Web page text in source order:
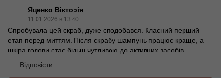
Яценко Вікторія
11.01.2026 в 13:40
Спробувала цей скраб, дуже сподобався. Класний перший
етап перед миттям. Після скрабу шампунь працює краще, а
шкіра голови стає більш чутливою до активних засобів.
Відповісти